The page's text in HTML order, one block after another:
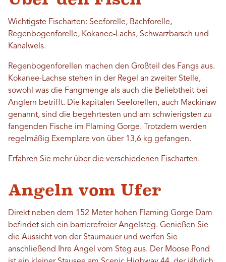
Wichtigste Fischarten: Seeforelle, Bachforelle,
Regenbogenforelle, Kokanee-Lachs, Schwarzbarsch und
Kanalwels.
Regenbogenforellen machen den Großteil des Fangs aus.
Kokanee-Lachse stehen in der Regel an zweiter Stelle,
sowohl was die Fangmenge als auch die Beliebtheit bei
Anglern betrifft. Die kapitalen Seeforellen, auch Mackinaw
genannt, sind die begehrtesten und am schwierigsten zu
fangenden Fische im Flaming Gorge. Trotzdem werden
regelmäßig Exemplare von über 13,6 kg gefangen.
Erfahren Sie mehr über die verschiedenen Fischarten.
Angeln vom Ufer
Direkt neben dem 152 Meter hohen Flaming Gorge Dam
befindet sich ein barrierefreier Angelsteg. Genießen Sie
die Aussicht von der Staumauer und werfen Sie
anschließend Ihre Angel vom Steg aus. Der Moose Pond